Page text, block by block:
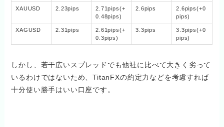
XAUUSD 2.23pips
2.71pips(+
0.48pips)
2.6pips
2.6pips(+0
pips)
XAGUSD 2.31pips
2.61pips(+
0.3pips)
3.3pips
3.3pips(+0
pips)
しかし、若干広いスプレッドでも他社に比べて大きく劣って
いるわけではないため、TitanFXの約定力などを考慮すれば
十分使い勝手はいい口座です。